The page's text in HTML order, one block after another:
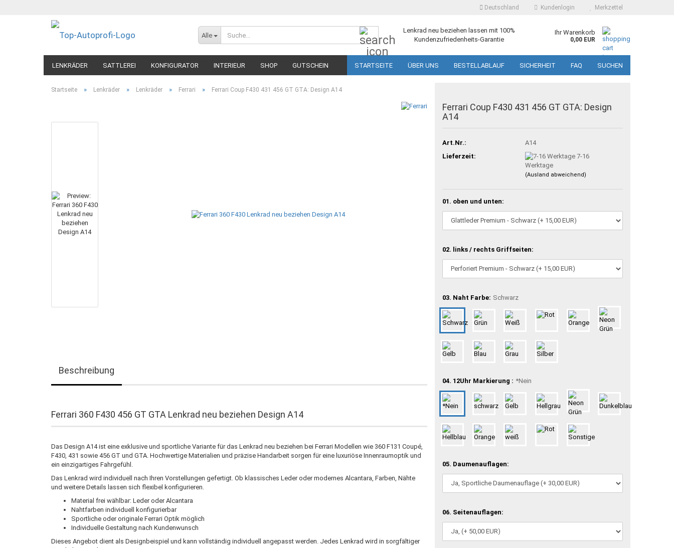
Deutschland Kundenlogin Merkzettel
Alle
Lenkrad neu beziehen lassen mit 100%
Kundenzufriedenheits-Garantie
Ihr Warenkorb
0,00 EUR
LENKRÄDER SATTLEREI KONFIGURATOR INTERIEUR SHOP GUTSCHEIN STARTSEITE ÜBER UNS BESTELLABLAUF SICHERHEIT FAQ SUCHEN
Startseite » Lenkräder » Lenkräder » Ferrari » Ferrari Coup F430 431 456 GT GTA: Design A14
Ferrari Coup F430 431 456 GT GTA: Design
A14
Art.Nr.:
A14
Lieferzeit:
7-16
Werktage
(Ausland abweichend)
01. oben und unten:
02. links / rechts Griffseiten:
03. Naht Farbe: Schwarz
04. 12Uhr Markierung : *Nein
05. Daumenauflagen:
06. Seitenauflagen:
Beschreibung
Ferrari 360 F430 456 GT GTA Lenkrad neu beziehen Design A14
Das Design A14 ist eine exklusive und sportliche Variante für das Lenkrad neu beziehen bei Ferrari Modellen wie 360 F131 Coupé,
F430, 431 sowie 456 GT und GTA. Hochwertige Materialien und präzise Handarbeit sorgen für eine luxuriöse Innenraumoptik und
ein einzigartiges Fahrgefühl.
Das Lenkrad wird individuell nach Ihren Vorstellungen gefertigt. Ob klassisches Leder oder modernes Alcantara, Farben, Nähte
und weitere Details lassen sich flexibel konfigurieren.
Material frei wählbar: Leder oder Alcantara
Nahtfarben individuell konfigurierbar
Sportliche oder originale Ferrari Optik möglich
Individuelle Gestaltung nach Kundenwunsch
Dieses Angebot dient als Designbeispiel und kann vollständig individuell angepasst werden. Jedes Lenkrad wird in sorgfältiger